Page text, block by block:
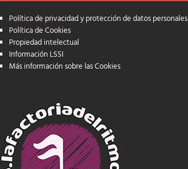
Política de privacidad y protección de datos personales
Política de Cookies
Propiedad intelectual
Información LSSI
Más información sobre las Cookies